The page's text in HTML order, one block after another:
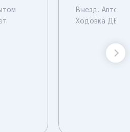
Выезд.
Ходовка ДВС.